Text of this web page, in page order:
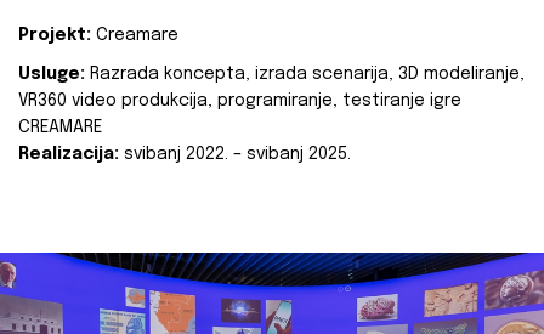
Projekt: Creamare
Usluge: Razrada koncepta, izrada scenarija, 3D modeliranje,
VR360 video produkcija, programiranje, testiranje igre
CREAMARE
Realizacija: svibanj 2022. – svibanj 2025.